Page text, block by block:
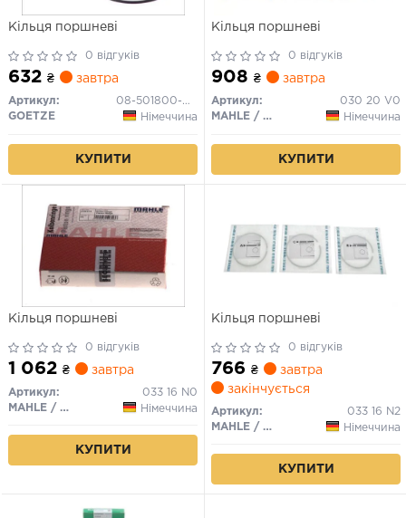
Кільця поршневі
0 відгуків
632 ₴ завтра
Артикул:
08-501800-00
GOETZE
Німеччина
КУПИТИ
Кільця поршневі
0 відгуків
908 ₴ завтра
Артикул:
030 20 V0
MAHLE / KNECHT
Німеччина
КУПИТИ
Кільця поршневі
0 відгуків
1 062 ₴ завтра
Артикул:
033 16 N0
MAHLE / KNECHT
Німеччина
КУПИТИ
Кільця поршневі
0 відгуків
766 ₴
завтра
закінчується
Артикул:
033 16 N2
MAHLE / KNECHT
Німеччина
КУПИТИ